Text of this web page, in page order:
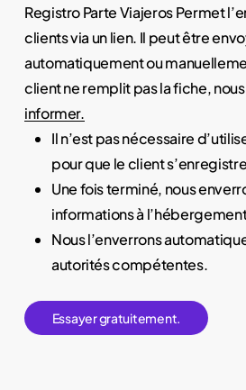
Registro Parte Viajeros Permet
clients via un lien. Il peut être
automatiquement ou
client ne remplit pas la fiche, nous
informer.
Il n’est pas nécessaire
pour que le client
Une fois terminé, nous
informations à
Nous l’enverrons
autorités compétentes.
Essayergratuitement.